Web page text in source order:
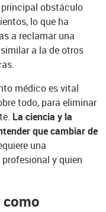
obstáculo
lo que ha
a reclamar una
a la de otros
médico es vital
todo, para eliminar
La ciencia y la
que cambiar de
una
y quien